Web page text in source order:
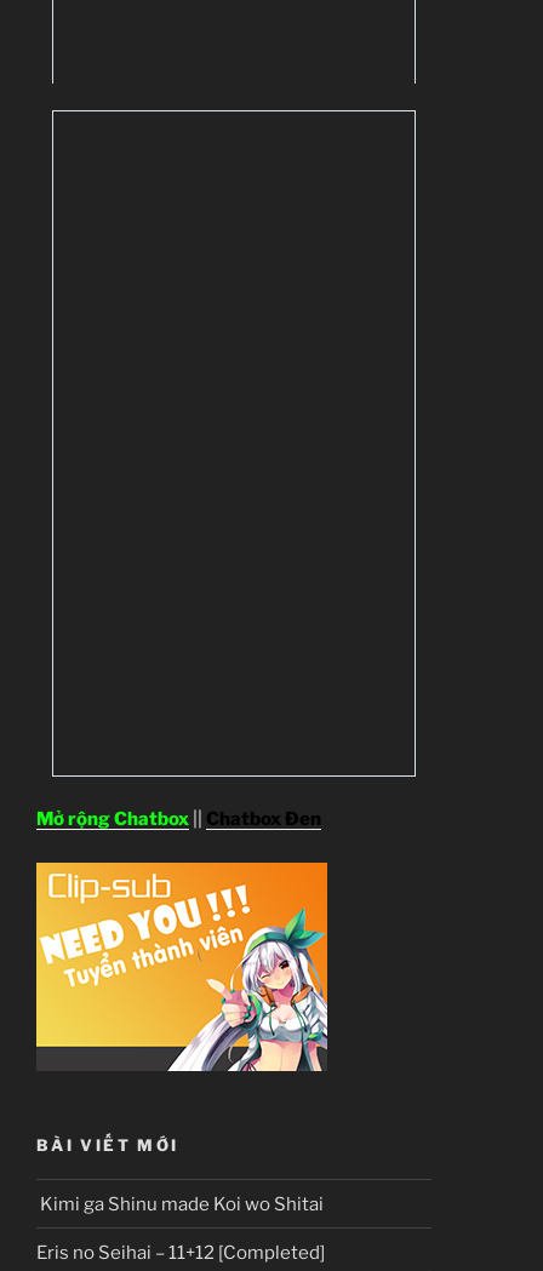
Mở rộng Chatbox Chatbox Đen
BÀI VIẾT MỚI
Kimi ga Shinu made Koi wo Shitai
Eris no Seihai – 11+12 [Completed]